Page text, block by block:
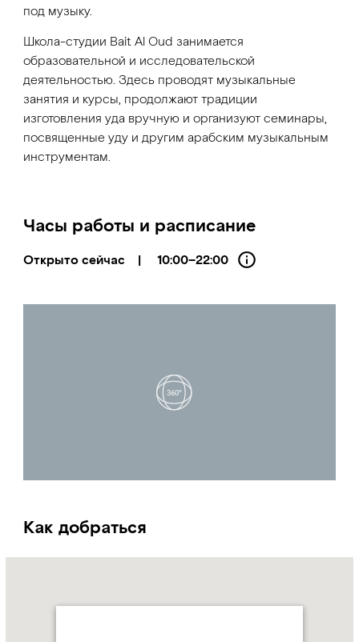
под музыку.
Школа-студии Bait Al Oud занимается
образовательной и исследовательской
деятельностью. Здесь проводят музыкальные
занятия и курсы, продолжают традиции
изготовления уда вручную и организуют семинары,
посвященные уду и другим арабским музыкальным
инструментам.
Часы работы и расписание
Открыто сейчас | 10:00–22:00
Как добраться